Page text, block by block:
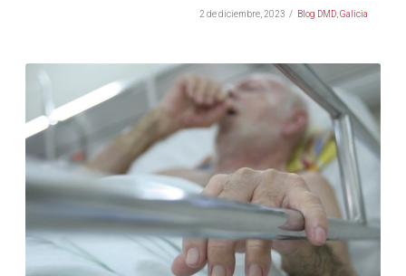
2 de diciembre, 2023 Blog DMD, Galicia